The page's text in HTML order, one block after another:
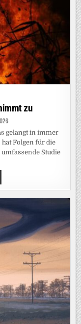
zu
gelangt in immer
Folgen für die
Studie